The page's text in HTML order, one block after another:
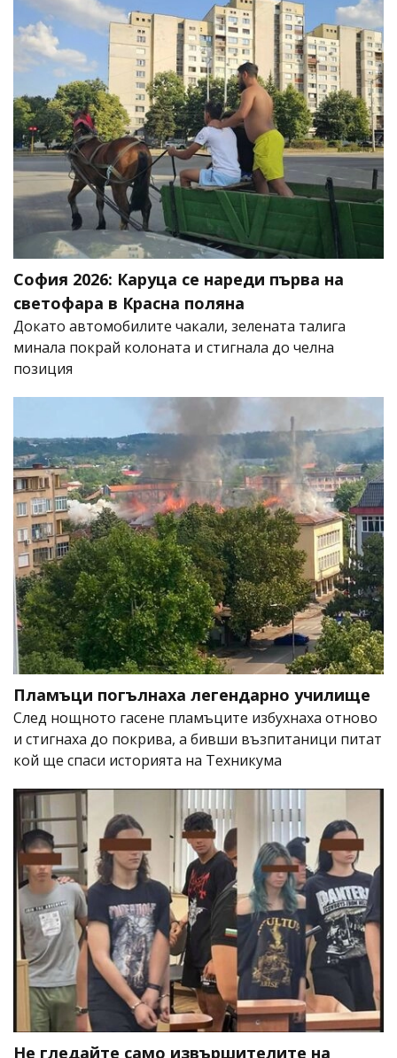
София 2026: Каруца се нареди първа на
светофара в Красна поляна
Докато автомобилите чакали, зелената талига
минала покрай колоната и стигнала до челна
позиция
Пламъци погълнаха легендарно училище
След нощното гасене пламъците избухнаха отново
и стигнаха до покрива, а бивши възпитаници питат
кой ще спаси историята на Техникума
Не гледайте само извършителите на